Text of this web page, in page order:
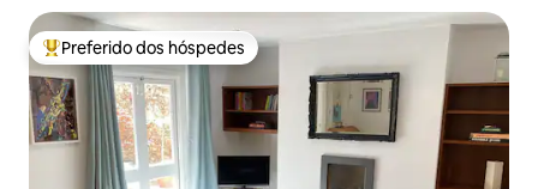
Entre os melhores preferidos dos hóspedes
Preferido dos hóspedes